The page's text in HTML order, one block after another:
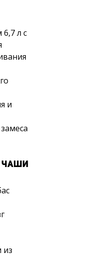
л с
и
ЧАШИ
из